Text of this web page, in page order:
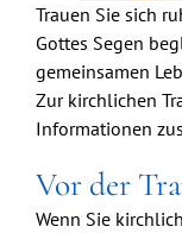
Trauen Sie sich
Gottes Segen
gemeinsamen
Zur kirchlichen
Informationen
Vor der
Wenn Sie